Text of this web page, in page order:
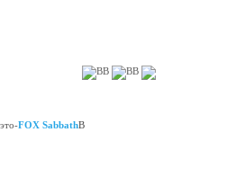
ВВ ВВ
FOX SabbathВ